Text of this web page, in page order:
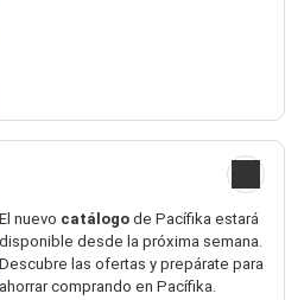
El nuevo catálogode Pacífika estará
disponible desde la próxima semana.
Descubre las ofertas y prepárate para
ahorrar comprando en Pacífika.